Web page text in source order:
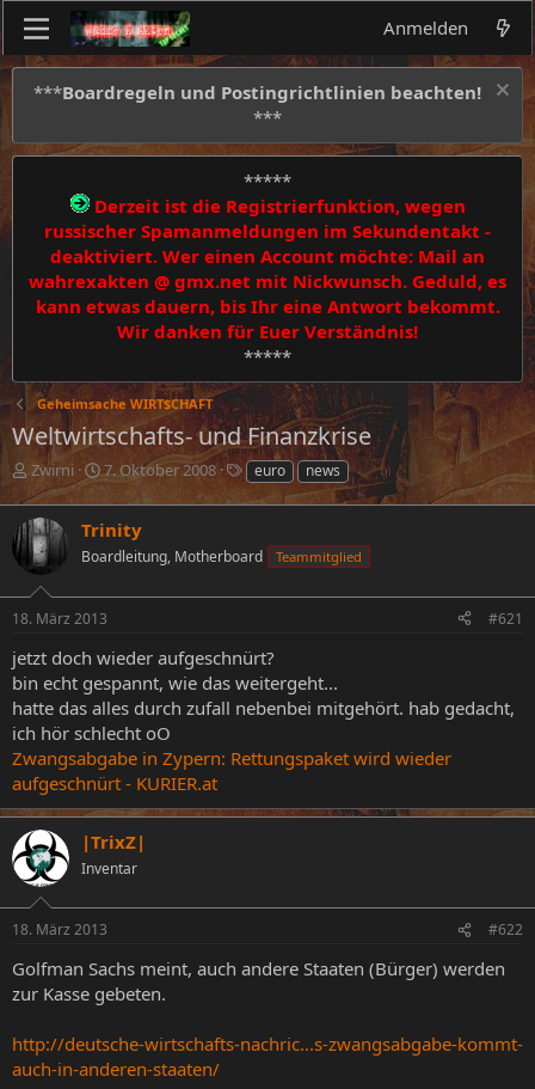
Anmelden
***Boardregeln und Postingrichtlinien beachten!
***
*****
Derzeit ist die Registrierfunktion, wegen
russischer Spamanmeldungen im Sekundentakt -
deaktiviert. Wer einen Account möchte: Mail an
wahrexakten @ gmx.net mit Nickwunsch. Geduld, es
kann etwas dauern, bis Ihr eine Antwort bekommt.
Wir danken für Euer Verständnis!
*****
Geheimsache WIRT$CHAFT
Weltwirtschafts- und Finanzkrise
E
s
t
e
l
l
e
Zwirni
E
r
s
t
e
l
t
m
7. Oktober 2008
S
c
h
a
w
t
e
euro news
Trinity
Boardleitung, Motherboard Teammitglied
18. März 2013 #621
jetzt doch wieder aufgeschnürt?
bin echt gespannt, wie das weitergeht...
hatte das alles durch zufall nebenbei mitgehört. hab gedacht,
ich hör schlecht oO
Zwangsabgabe in Zypern: Rettungspaket wird wieder
aufgeschnürt - KURIER.at
|TrixZ|
Inventar
18. März 2013 #622
Golfman Sachs meint, auch andere Staaten (Bürger) werden
zur Kasse gebeten.
http://deutsche-wirtschafts-nachric...s-zwangsabgabe-kommt-
auch-in-anderen-staaten/